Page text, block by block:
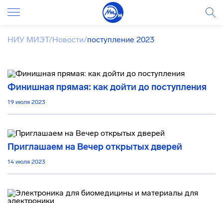
НИУ МИЭТ/Новости/поступление 2023
Финишная прямая: как дойти до поступления
19 июля 2023
Приглашаем на Вечер открытых дверей
14 июля 2023